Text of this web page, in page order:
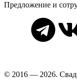
Предложение и
© 2016 — 2026.